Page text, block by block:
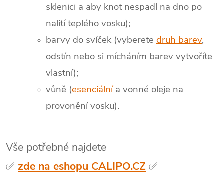
sklenici a aby knot nespadl na dno po
nalití teplého vosku);
barvy do svíček (vyberete druh barev,
odstín nebo si mícháním barev vytvoříte
vlastní);
vůně (esenciálnía vonné oleje na
provonění vosku).
Vše potřebné najdete
✅ zde na eshopu CALIPO.CZ ✅